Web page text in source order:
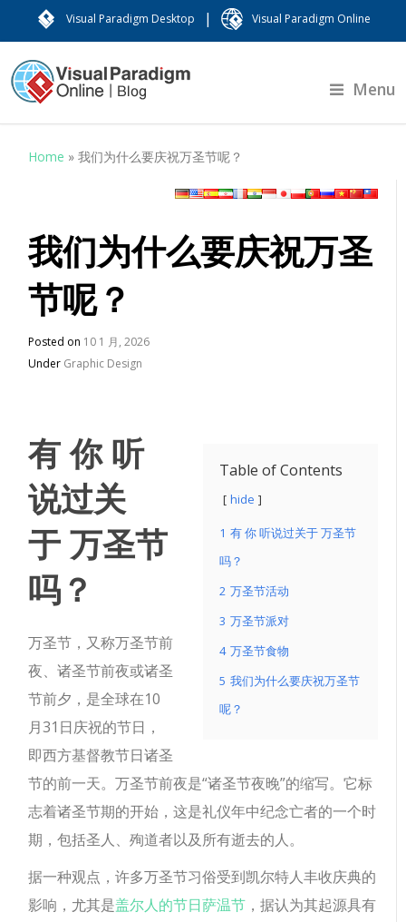
Visual Paradigm Desktop | Visual Paradigm Online
Menu
Home »我们为什么要庆祝万圣节呢？
我们为什么要庆祝万圣
节呢？
Posted on 10 1 月, 2026
Under Graphic Design
Table of Contents
hide
1 有 你 听说过关于 万圣节
吗？
2 万圣节活动
3 万圣节派对
4 万圣节食物
5 我们为什么要庆祝万圣节
呢？
有你 听
说过关
于万圣节
吗？
万圣节，又称万圣节前
夜、诸圣节前夜或诸圣
节前夕，是全球在10
月31日庆祝的节日，
即西方基督教节日诸圣
节的前一天。万圣节前夜是“诸圣节夜晚”的缩写。它标
志着诸圣节期的开始，这是礼仪年中纪念亡者的一个时
期，包括圣人、殉道者以及所有逝去的人。
据一种观点，许多万圣节习俗受到凯尔特人丰收庆典的
影响，尤其是盖尔人的节日萨温节 ，据认为其起源具有